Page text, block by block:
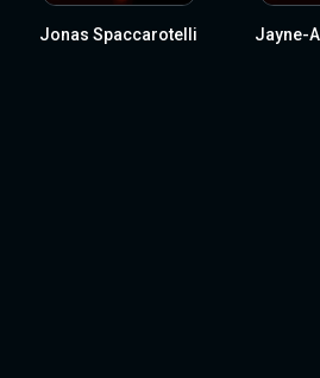
Jonas Spaccarotelli Jayne-